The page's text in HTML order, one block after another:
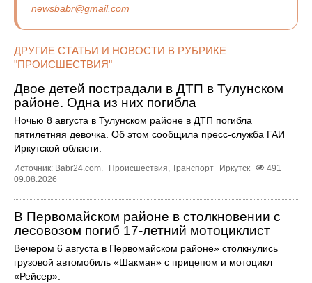
newsbabr@gmail.com
ДРУГИЕ СТАТЬИ И НОВОСТИ В РУБРИКЕ
"ПРОИСШЕСТВИЯ"
Двое детей пострадали в ДТП в Тулунском
районе. Одна из них погибла
Ночью 8 августа в Тулунском районе в ДТП погибла
пятилетняя девочка. Об этом сообщила пресс‑служба ГАИ
Иркутской области.
Источник: Babr24.com. Происшествия, Транспорт Иркутск
491
09.08.2026
В Первомайском районе в столкновении с
лесовозом погиб 17-летний мотоциклист
Вечером 6 августа в Первомайском районе» столкнулись
грузовой автомобиль «Шакман» с прицепом и мотоцикл
«Рейсер».